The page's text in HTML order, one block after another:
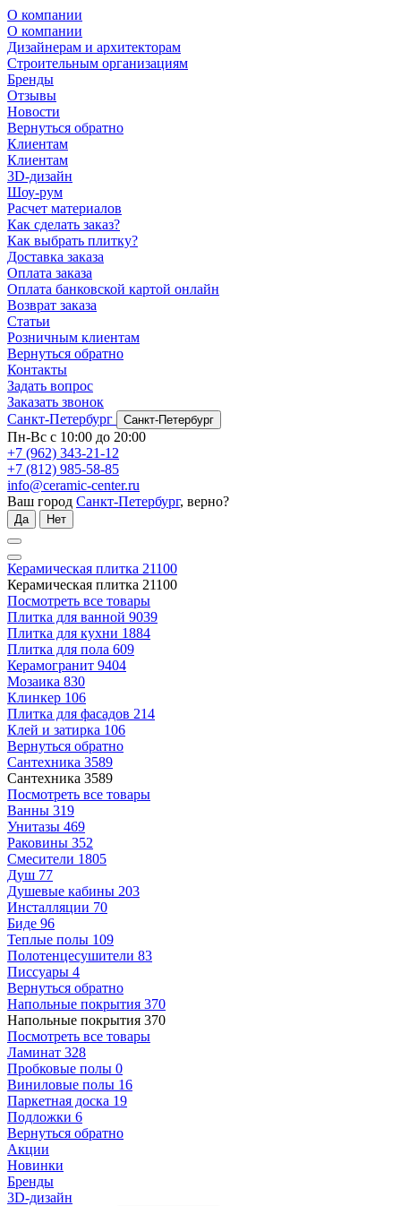
О компании
О компании
Дизайнерам и архитекторам
Строительным организациям
Бренды
Отзывы
Новости
Вернуться обратно
Клиентам
Клиентам
3D-дизайн
Шоу-рум
Расчет материалов
Как сделать заказ?
Как выбрать плитку?
Доставка заказа
Оплата заказа
Оплата банковской картой онлайн
Возврат заказа
Статьи
Розничным клиентам
Вернуться обратно
Контакты
Задать вопрос
Заказать звонок
Санкт-Петербург
Санкт-Петербург
Пн-Вс с 10:00 до 20:00
+7 (962) 343-21-12
+7 (812) 985-58-85
info@ceramic-center.ru
Ваш город Санкт-Петербург, верно?
Да Нет
Керамическая плитка 21100
Керамическая плитка 21100
Посмотреть все товары
Плитка для ванной 9039
Плитка для кухни 1884
Плитка для пола 609
Керамогранит 9404
Мозаика 830
Клинкер 106
Плитка для фасадов 214
Клей и затирка 106
Вернуться обратно
Сантехника 3589
Сантехника 3589
Посмотреть все товары
Ванны 319
Унитазы 469
Раковины 352
Смесители 1805
Душ 77
Душевые кабины 203
Инсталляции 70
Биде 96
Теплые полы 109
Полотенцесушители 83
Писсуары 4
Вернуться обратно
Напольные покрытия 370
Напольные покрытия 370
Посмотреть все товары
Ламинат 328
Пробковые полы 0
Виниловые полы 16
Паркетная доска 19
Подложки 6
Вернуться обратно
Акции
Новинки
Бренды
3D-дизайн